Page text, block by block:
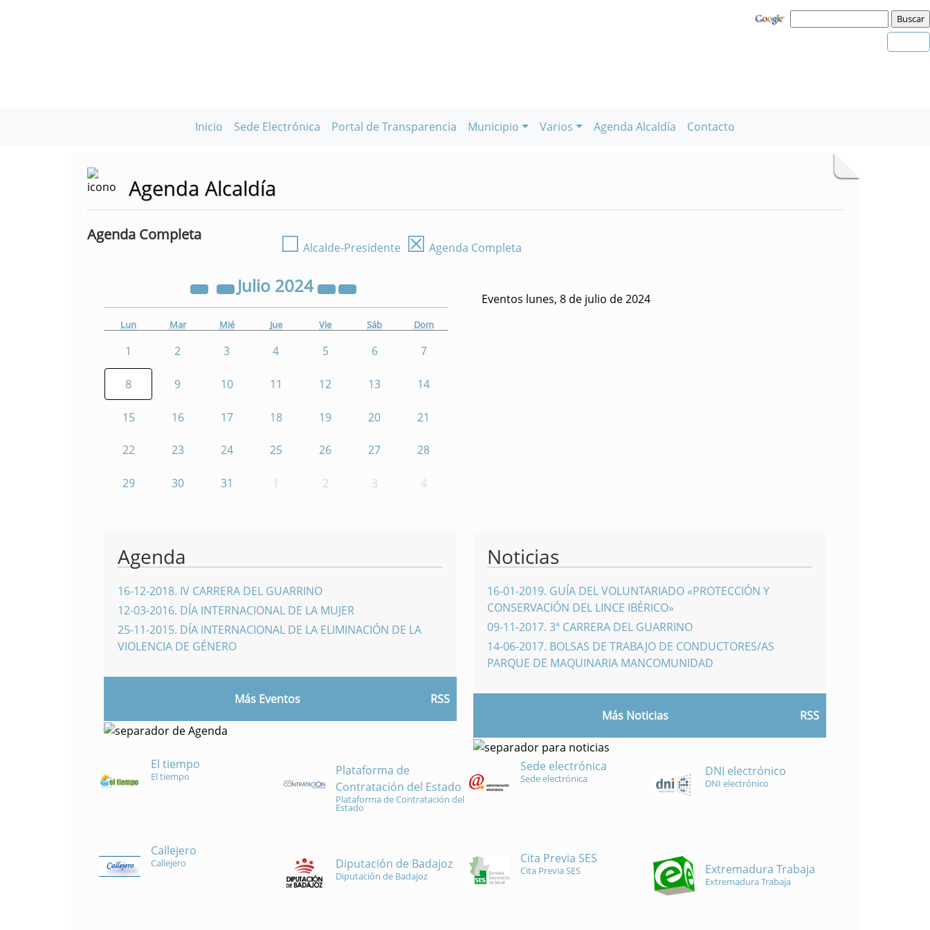
Inicio Sede Electrónica Portal de Transparencia Municipio Varios Agenda Alcaldía Contacto
Agenda Alcaldía
Agenda Completa ☐ Alcalde-Presidente ☒ Agenda Completa
Julio 2024
Lun Mar Mié Jue Vie Sáb Dom
1 2 3 4 5 6 7
8 9 10 11 12 13 14
15 16 17 18 19 20 21
22 23 24 25 26 27 28
29 30 31 1 2 3 4
Eventos lunes, 8 de julio de 2024
Agenda
16-12-2018. IV CARRERA DEL GUARRINO
12-03-2016. DÍA INTERNACIONAL DE LA MUJER
25-11-2015. DÍA INTERNACIONAL DE LA ELIMINACIÓN DE LA
VIOLENCIA DE GÉNERO
Más Eventos RSS
Noticias
16-01-2019. GUÍA DEL VOLUNTARIADO «PROTECCIÓN Y
CONSERVACIÓN DEL LINCE IBÉRICO»
09-11-2017. 3ª CARRERA DEL GUARRINO
14-06-2017. BOLSAS DE TRABAJO DE CONDUCTORES/AS
PARQUE DE MAQUINARIA MANCOMUNIDAD
Más Noticias RSS
El tiempo
El tiempo
Plataforma de
Contratación del Estado
Plataforma de Contratación del
Estado
Sede electrónica
Sede electrónica DNI electrónico
DNI electrónico
Callejero
Callejero Diputación de Badajoz
Diputación de Badajoz
Cita Previa SES
Cita Previa SES Extremadura Trabaja
Extremadura Trabaja